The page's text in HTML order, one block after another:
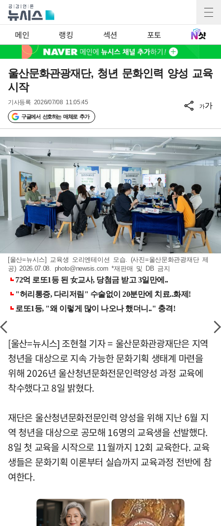
메인 랭킹 섹션 포토
울산문화관광재단, 청년 문화인력 양성 교육
시작
기사등록 2026/07/08 11:05:45
구글에서 선호하는 매체로 추가
가가
[울산=뉴시스] 교육생 오리엔테이션 모습. (사진=울산문화관광재단 제
공) 2026.07.08. photo@newsis.com *재판매 및 DB 금지
[울산=뉴시스] 조현철 기자 = 울산문화관광재단은 지역
청년을 대상으로 지속 가능한 문화기획 생태계 마련을
위해 2026년 울산청년문화전문인력양성 과정 교육에
착수했다고 8일 밝혔다.
재단은 울산청년문화전문인력 양성을 위해 지난 6월 지
역 청년을 대상으로 공모해 16명의 교육생을 선발했다.
8일 첫 교육을 시작으로 11월까지 12회 교육한다. 교육
생들은 문화기획 이론부터 실습까지 교육과정 전반에 참
여한다.